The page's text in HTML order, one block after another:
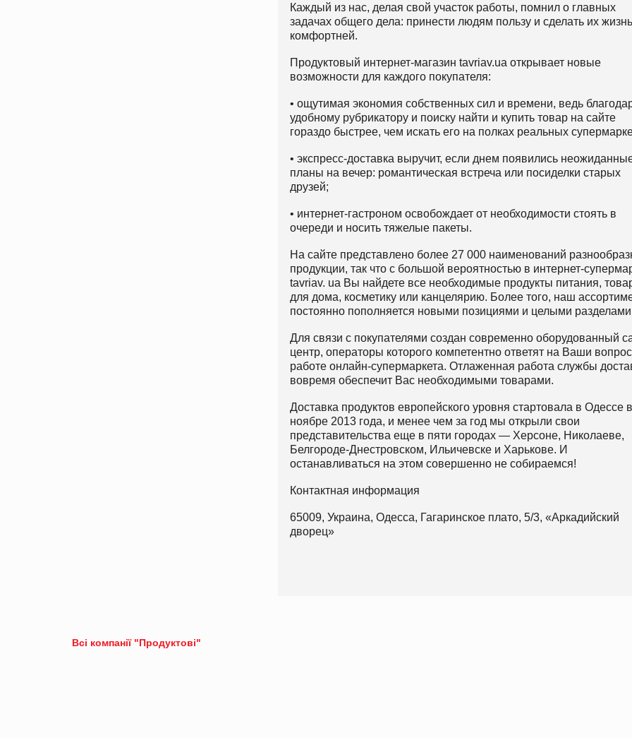
Каждый из нас, делая свой участок работы, помнил о главных
задачах общего дела: принести людям пользу и сделать их жизнь
комфортней.
Продуктовый интернет-магазин tavriav.ua открывает новые
возможности для каждого покупателя:
• ощутимая экономия собственных сил и времени, ведь
удобному рубрикатору и поиску найти и купить товар на сайте
гораздо быстрее, чем искать его на полках реальных
• экспресс-доставка выручит, если днем появились
планы на вечер: романтическая встреча или посиделки старых
друзей;
• интернет-гастроном освобождает от необходимости стоять в
очереди и носить тяжелые пакеты.
На сайте представлено более 27 000 наименований
продукции, так что с большой вероятностью в интернет-
tavriav. ua Вы найдете все необходимые продукты питания,
для дома, косметику или канцелярию. Более того, наш
постоянно пополняется новыми позициями и целыми
Для связи с покупателями создан современно оборудованный
центр, операторы которого компетентно ответят на Ваши
работе онлайн-супермаркета. Отлаженная работа службы
вовремя обеспечит Вас необходимыми товарами.
Доставка продуктов европейского уровня стартовала в Одессе в
ноябре 2013 года, и менее чем за год мы открыли свои
представительства еще в пяти городах — Херсоне, Николаеве,
Белгороде-Днестровском, Ильичевске и Харькове. И
останавливаться на этом совершенно не собираемся!
Контактная информация
65009, Украина, Одесса, Гагаринское плато, 5/3, «Аркадийский
дворец»
Всі компанії "Продуктові"